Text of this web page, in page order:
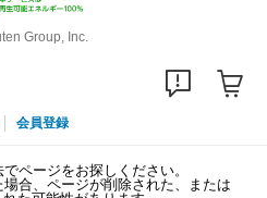
Group, Inc.
会員登録
ページをお探しください。
合、ページが削除された、または